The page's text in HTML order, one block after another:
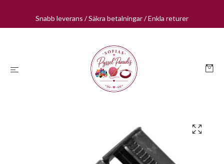
Snabb leverans / Säkra betalningar / Enkla returer